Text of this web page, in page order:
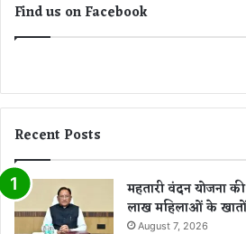
Find us on Facebook
Recent Posts
महतारी वंदन योजना
लाख महिलाओं के
August 7, 2026